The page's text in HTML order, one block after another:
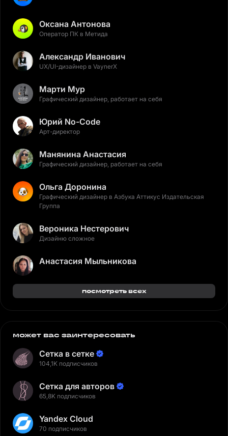
Оксана Антонова
Оператор ПК в Метида
Александр Иванович
UX/UI-дизайнер в VaynerX
Марти Мур
Графический дизайнер, работает на себя
Юрий No-Code
Арт-директор
Манянина Анастасия
Графический дизайнер, работает на себя
Ольга Доронина
Графический дизайнер в Азбука Аттикус Издательская
Группа
Вероника Нестерович
Дизайню сложное
Анастасия Мыльникова
посмотреть всех
может вас заинтересовать
Сетка в сетке
104,1K подписчиков
Сетка для авторов
65,8K подписчиков
Yandex Cloud
70 подписчиков